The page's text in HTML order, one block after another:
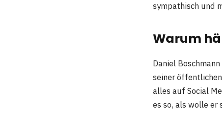
sympathisch und
Warum
Daniel
seiner
alles auf Social
es so, als wolle er